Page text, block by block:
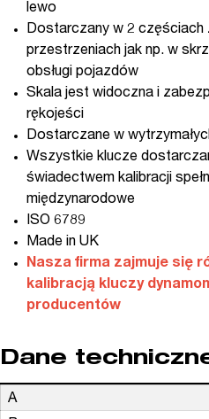
lewo
Dostarczany w 2 częściach
przestrzeniach jak np. w
obsługi pojazdów
Skala jest widoczna i
rękojeści
Dostarczane w
Wszystkie klucze
świadectwem kalibracji
międzynarodowe
ISO 6789
Made in UK
Nasza firma zajmuje się
kalibracją kluczy
producentów
Dane
A